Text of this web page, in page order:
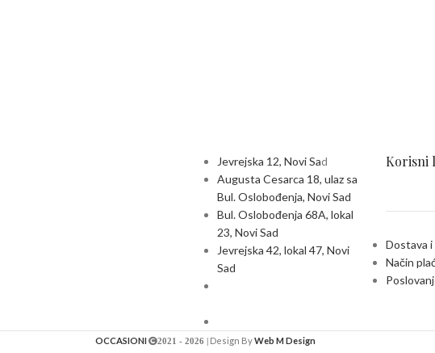
Jevrejska 12, Novi Sad
Augusta Cesarca 18, ulaz sa
Bul. Oslobođenja, Novi Sad
Bul. Oslobođenja 68A, lokal
23, Novi Sad
Jevrejska 42, lokal 47, Novi
Sad
Korisni
Dostava i
Način
OCCASIONI 2021 - 2026 |Design ByWeb M Design